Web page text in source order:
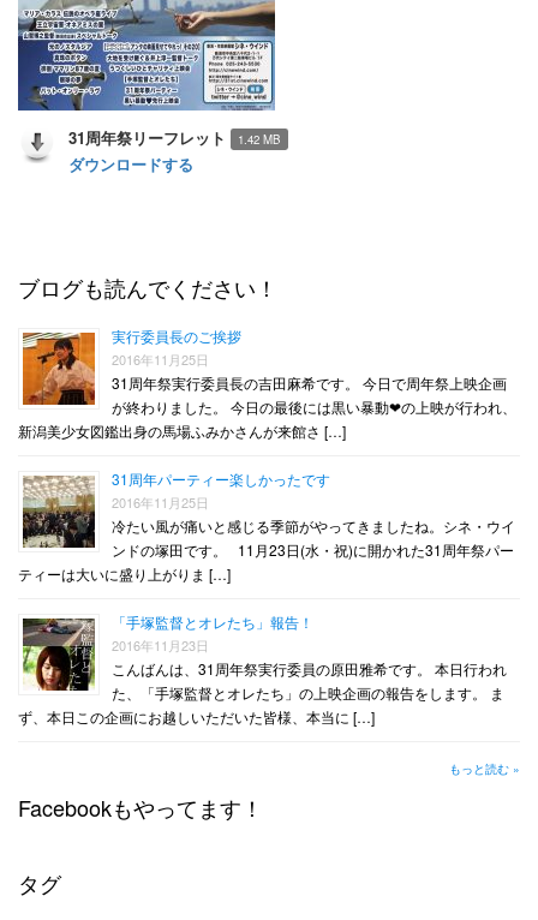
31周年祭リーフレット 1.42 MB
ダウンロードする
ブログも読んでください！
実行委員長のご挨拶
2016年11月25日
31周年祭実行委員長の吉田麻希です。 今日で周年祭上映企画
が終わりました。 今日の最後には黒い暴動❤︎の上映が行われ、
新潟美少女図鑑出身の馬場ふみかさんが来館さ […]
31周年パーティー楽しかったです
2016年11月25日
冷たい風が痛いと感じる季節がやってきましたね。シネ・ウイ
ンドの塚田です。 11月23日(水・祝)に開かれた31周年祭パー
ティーは大いに盛り上がりま […]
「手塚監督とオレたち」報告！
2016年11月23日
こんばんは、31周年祭実行委員の原田雅希です。 本日行われ
た、「手塚監督とオレたち」の上映企画の報告をします。 ま
ず、本日この企画にお越しいただいた皆様、本当に […]
もっと読む »
Facebookもやってます！
タグ